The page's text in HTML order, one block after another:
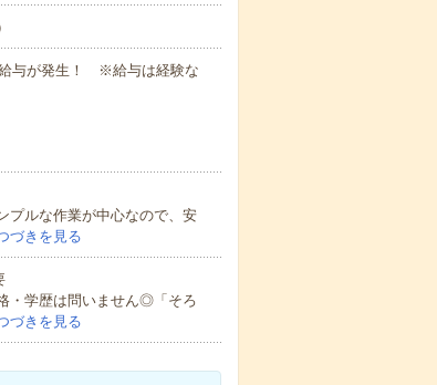
与が発生！ ※給与は経験な
プルな作業が中心なので、安
づきを見る
・学歴は問いません◎「そろ
づきを見る